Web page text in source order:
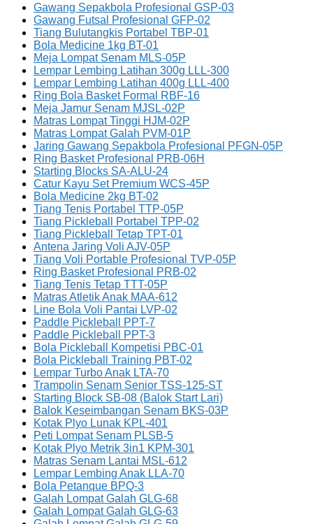
Gawang Sepakbola Profesional GSP-03
Gawang Futsal Profesional GFP-02
Tiang Bulutangkis Portabel TBP-01
Bola Medicine 1kg BT-01
Meja Lompat Senam MLS-05P
Lempar Lembing Latihan 300g LLL-300
Lempar Lembing Latihan 400g LLL-400
Ring Bola Basket Formal RBF-16
Meja Jamur Senam MJSL-02P
Matras Lompat Tinggi HJM-02P
Matras Lompat Galah PVM-01P
Jaring Gawang Sepakbola Profesional PFGN-05P
Ring Basket Profesional PRB-06H
Starting Blocks SA-ALU-24
Catur Kayu Set Premium WCS-45P
Bola Medicine 2kg BT-02
Tiang Tenis Portabel TTP-05P
Tiang Pickleball Portabel TPP-02
Tiang Pickleball Tetap TPT-01
Antena Jaring Voli AJV-05P
Tiang Voli Portable Profesional TVP-05P
Ring Basket Profesional PRB-02
Tiang Tenis Tetap TTT-05P
Matras Atletik Anak MAA-612
Line Bola Voli Pantai LVP-02
Paddle Pickleball PPT-7
Paddle Pickleball PPT-3
Bola Pickleball Kompetisi PBC-01
Bola Pickleball Training PBT-02
Lempar Turbo Anak LTA-70
Trampolin Senam Senior TSS-125-ST
Starting Block SB-08 (Balok Start Lari)
Balok Keseimbangan Senam BKS-03P
Kotak Plyo Lunak KPL-401
Peti Lompat Senam PLSB-5
Kotak Plyo Metrik 3in1 KPM-301
Matras Senam Lantai MSL-612
Lempar Lembing Anak LLA-70
Bola Petanque BPQ-3
Galah Lompat Galah GLG-68
Galah Lompat Galah GLG-63